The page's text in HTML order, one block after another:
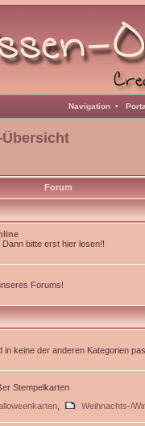
Navigation •
Forum
bitte erst hier lesen!!
Forums!
in keine der anderen Kategorien
Stempelkarten
Weihnachts-/